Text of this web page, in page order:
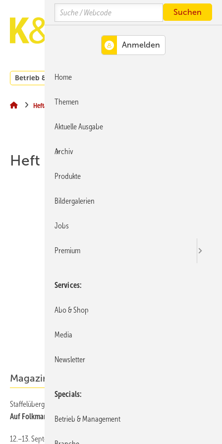
Hauptinhalt
Hauptmenü
SiteSearch
Betrieb & Management
Heftarchiv
Heft 06-2024
Magazin
Staffelübergabe bei Leda
Auf Folkmar Ukena folgt ­Fynn-Willem Lohe
12.–13. September 2024
Search
Home
Themen
Aktuelle Ausgabe
Archiv
Produkte
Bildergalerien
Jobs
Premium
Services
Abo & Shop
Media
Newsletter
Specials
Betrieb & Management